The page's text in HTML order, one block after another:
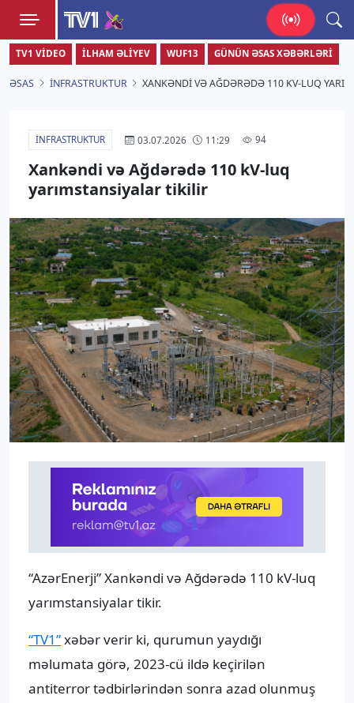
TV1
Zamanı bizimlə yaşa!
TV1 VIDEO İLHAM ƏLIYEV WUF13 GÜNÜN ƏSAS XƏBƏRLƏRI
ƏSAS İNFRASTRUKTUR XANKƏNDI VƏ AĞDƏRƏDƏ 110 KV-LUQ
İNFRASTRUKTUR 03.07.2026 11:29 94
Xankəndi və Ağdərədə 110 kV-luq
yarımstansiyalar tikilir
“AzərEnerji” Xankəndi və Ağdərədə 110 kV-luq
yarımstansiyalar tikir.
“TV1”xəbər verir ki, qurumun yaydığı
məlumata görə, 2023-cü ildə keçirilən
antiterror tədbirlərindən sonra azad olunmuş